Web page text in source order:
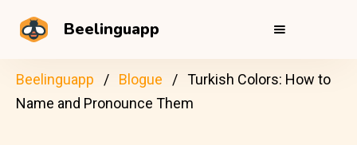
Beelinguapp
Beelinguapp Blogue
Turkish Colors: How to
Name and Pronounce Them